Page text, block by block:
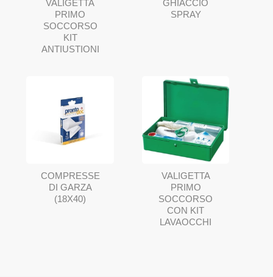
VALIGETTA
PRIMO
SOCCORSO
KIT
ANTIUSTIONI
GHIACCIO
SPRAY
COMPRESSE
DI GARZA
(18X40)
VALIGETTA
PRIMO
SOCCORSO
CON KIT
LAVAOCCHI